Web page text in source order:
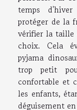
temps
protéger de la
vérifier la taille
choix. Cela
pyjama
trop petit
confortable et
les enfants,
déguisement